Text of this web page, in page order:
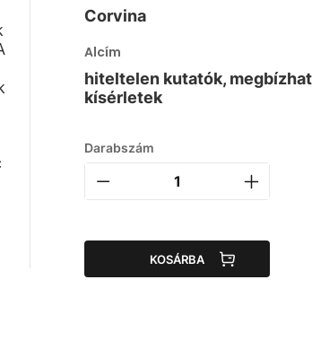
Corvina
Alcím
hiteltelen kutatók,
kísérletek
Darabszám
KOSÁRBA